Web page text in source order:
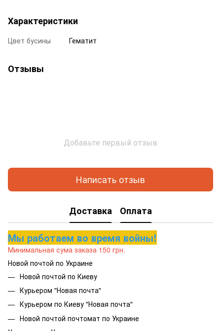
Характеристики
Цвет бусины Гематит
Отзывы
Добавьте первый отзыв
Написать отзыв
Доставка Оплата
Мы работаем во время войны!
Минимальная сума заказа 150 грн.
Новой почтой по Украине
Новой почтой по Киеву
Курьером "Новая почта"
Курьером по Киеву "Новая почта"
Новой почтой почтомат по Украине